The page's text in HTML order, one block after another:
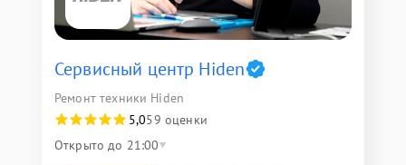
Сервисный центр Hiden
Ремонт техники Hiden
5,059 оценки
Открыто до 21:00